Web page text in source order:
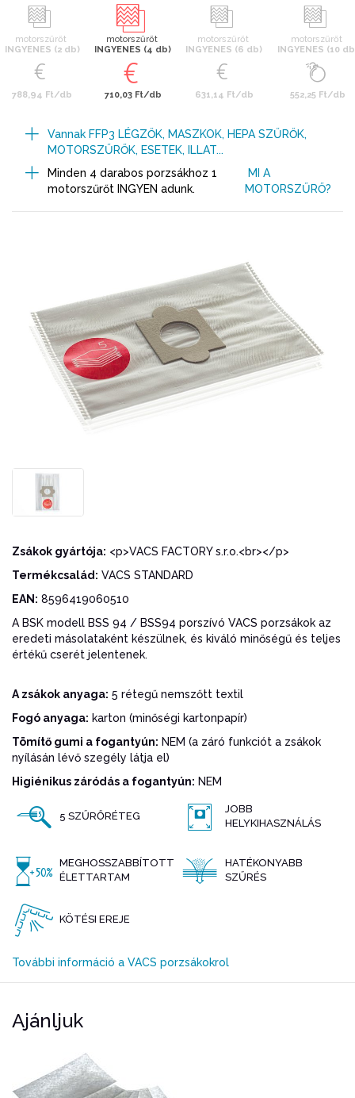
motorszűrőt
INGYENES (2 db)
788,94 Ft/db
motorszűrőt
INGYENES (4 db)
710,03 Ft/db
motorszűrőt
INGYENES (6 db)
631,14 Ft/db
motorszűrőt
INGYENES (10
552,25 Ft/db
Vannak FFP3 LÉGZŐK, MASZKOK, HEPA SZŰRŐK,
MOTORSZŰRŐK, ESETEK, ILLAT...
Minden 4 darabos porzsákhoz 1
motorszűrőt INGYEN adunk.
MI A
MOTORSZŰRŐ?
Zsákok gyártója: <p>VACS FACTORY s.r.o.<br></p>
Termékcsalád: VACS STANDARD
EAN: 8596419060510
A BSK modell BSS 94 / BSS94 porszívó VACS porzsákok az
eredeti másolataként készülnek, és kiváló minőségű és teljes
értékű cserét jelentenek.
A zsákok anyaga: 5 rétegű nemszőtt textil
Fogó anyaga: karton (minőségi kartonpapír)
Tömítő gumi a fogantyún: NEM (a záró funkciót a zsákok
nyílásán lévő szegély látja el)
Higiénikus záródás a fogantyún: NEM
5 SZŰRŐRÉTEG
JOBB
HELYKIHASZNÁLÁS
MEGHOSSZABBÍTOTT
ÉLETTARTAM
HATÉKONYABB
SZŰRÉS
KÖTÉSI EREJE
További információ a VACS porzsákokrol
Ajánljuk